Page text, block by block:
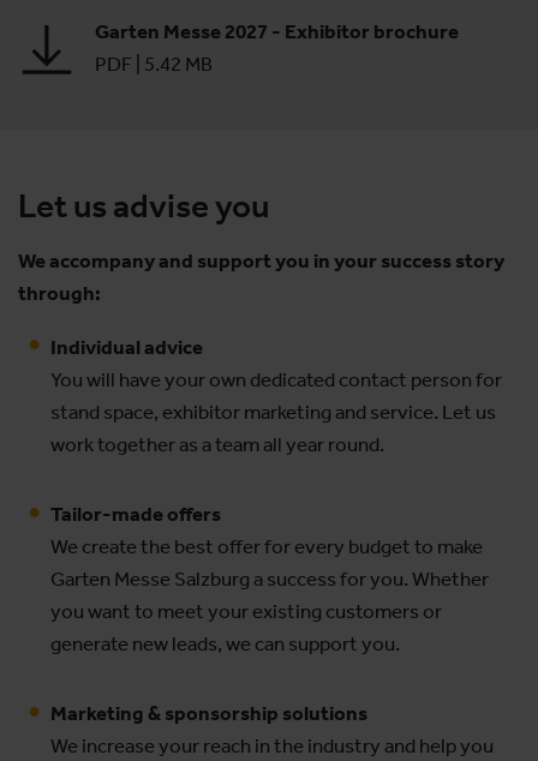
Garten Messe 2027 - Exhibitor brochure
PDF 5.42 MB
Let us advise you
We accompany and support you in your success story
through:
Individual advice
You will have your own dedicated contact person for
stand space, exhibitor marketing and service. Let us
work together as a team all year round.
Tailor-made offers
We create the best offer for every budget to make
Garten Messe Salzburg a success for you. Whether
you want to meet your existing customers or
generate new leads, we can support you.
Marketing & sponsorship solutions
We increase your reach in the industry and help you